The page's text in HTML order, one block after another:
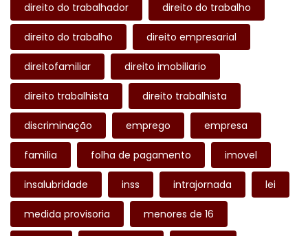
direito do trabalhador direito do trabalho
direito do trabalho direito empresarial
direitofamiliar direito imobiliario
direito trabalhista direito trabalhista
discriminação emprego empresa
familia folha de pagamento imovel
insalubridade inss intrajornada lei
medida provisoria menores de 16